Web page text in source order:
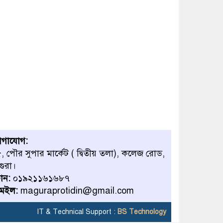
পৌর সুপার মার্কেট ( দ্বিতীয় তলা), কলেজ রোড,
০১৯২১১৬১৬৮৭
maguraprotidin@gmail.com
IT & Technical Support : BS Technology